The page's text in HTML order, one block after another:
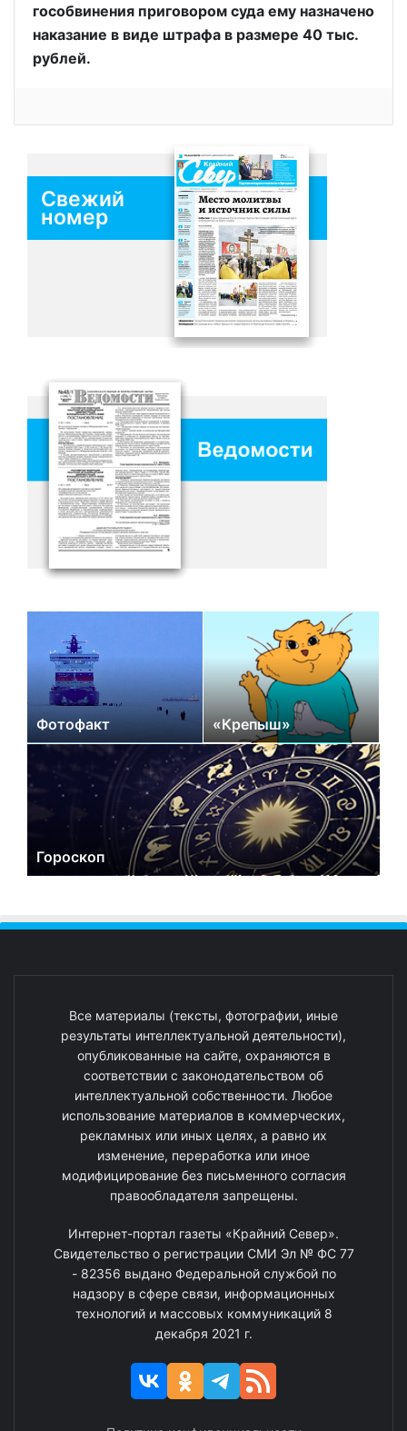
гособвинения приговором суда ему назначено
наказание в виде штрафа в размере 40 тыс.
рублей.
Свежий
номер
Фотофакт «Крепыш»
Гороскоп
Все материалы (тексты, фотографии, иные
результаты интеллектуальной деятельности),
опубликованные на сайте, охраняются в
соответствии с законодательством об
интеллектуальной собственности. Любое
использование материалов в коммерческих,
рекламных или иных целях, а равно их
изменение, переработка или иное
модифицирование без письменного согласия
правообладателя запрещены.
Интернет-портал газеты «Крайний Север».
Свидетельство о регистрации СМИ Эл № ФС 77
- 82356 выдано Федеральной службой по
надзору в сфере связи, информационных
технологий и массовых коммуникаций 8
декабря 2021 г.